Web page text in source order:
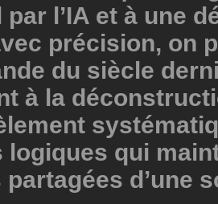
l’IA et à une
précision, on
du siècle
à la
logiques qui
d’une